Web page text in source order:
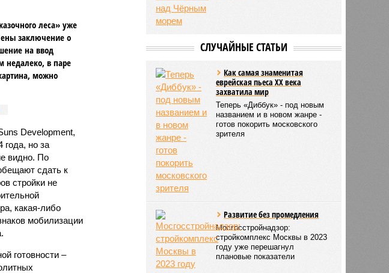
леса» уже
заключение о
на ввод
недалеко, в паре
можно
Development,
года, но за
видно. По
сдать к
стройки не
какая-либо
мобилизации
готовности –
СЛУЧАЙНЫЕ СТАТЬИ
Как самая знаменитая
еврейская пьеса XX века
захватила мир
Теперь «Диббук» - под новым
названием и в новом жанре -
готов покорить московского
зрителя
Развитие без промедления
Мосгосстройнадзор:
стройкомплекс Москвы в 2023
году уже перешагнул
плановые показатели